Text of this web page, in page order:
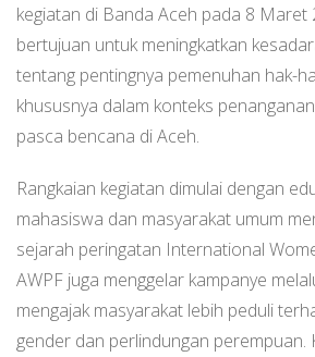
kegiatan di Banda Aceh pada 8 Maret
bertujuan untuk meningkatkan
tentang pentingnya pemenuhan hak-
khususnya dalam konteks
pasca bencana di Aceh.
Rangkaian kegiatan dimulai dengan
mahasiswa dan masyarakat umum
sejarah peringatan International
AWPF juga menggelar kampanye
mengajak masyarakat lebih peduli
gender dan perlindungan perempuan.